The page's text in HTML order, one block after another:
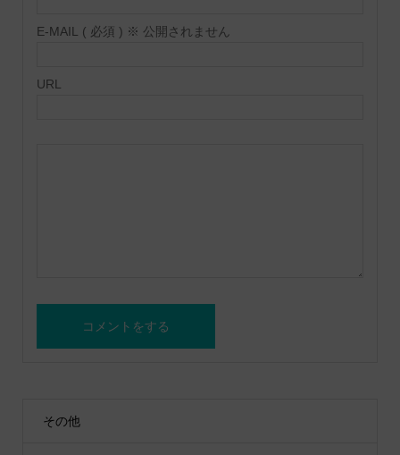
E-MAIL ( 必須 ) ※ 公開されません
URL
その他